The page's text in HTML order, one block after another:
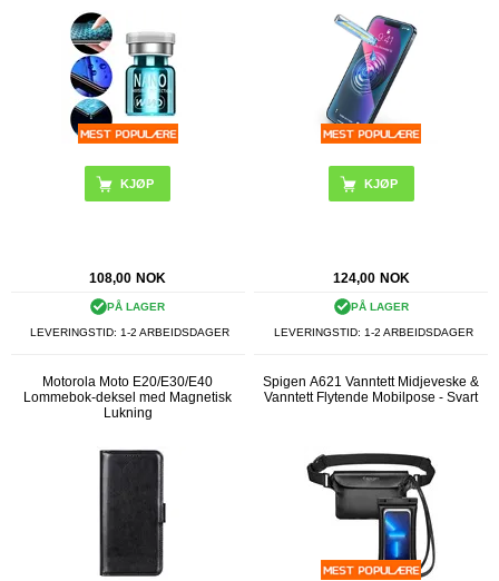
108,00 NOK
PÅ LAGER
LEVERINGSTID: 1-2 ARBEIDSDAGER
124,00 NOK
PÅ LAGER
LEVERINGSTID: 1-2 ARBEIDSDAGER
Motorola Moto E20/E30/E40
Lommebok-deksel med Magnetisk
Lukning
Spigen A621 Vanntett Midjeveske &
Vanntett Flytende Mobilpose - Svart